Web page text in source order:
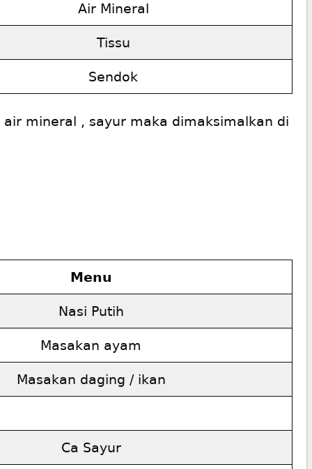
Air Mineral
Tissu
Sendok
mineral , sayur maka dimaksimalkan di
Menu
Nasi Putih
Masakan ayam
Masakan daging / ikan
Ca Sayur